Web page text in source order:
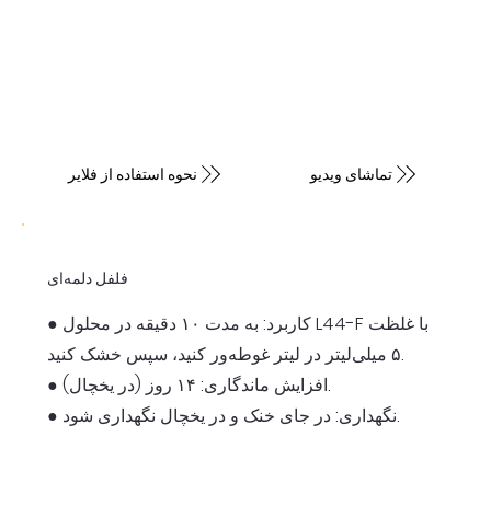
نحوه استفاده از فلایر تماشای ویدیو
فلفل دلمه‌ای
● کاربرد: به مدت ۱۰ دقیقه در محلول L44-F با غلظت
۵ میلی‌لیتر در لیتر غوطه‌ور کنید، سپس خشک کنید.
● افزایش ماندگاری: ۱۴ روز (در یخچال).
● نگهداری: در جای خنک و در یخچال نگهداری شود.